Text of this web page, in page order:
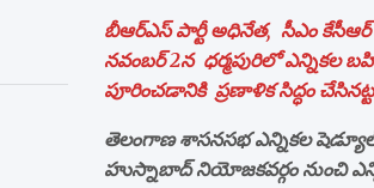
బీఆర్ఎస్ పార్టీ అధినేత, సీఎం కేసీఆర్
నవంబర్ 2న ధర్మపురిలో ఎన్నికల
పూరించడానికి ప్రణాళిక సిద్ధం
తెలంగాణ శాస‌న‌స‌భ ఎన్నిక‌ల
హుస్నాబాద్ నియోజ‌క‌వ‌ర్గం నుంచి